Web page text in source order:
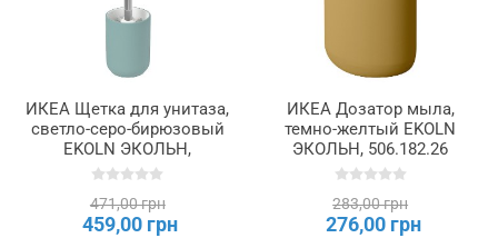
ИКЕА Щетка для унитаза,
светло-серо-бирюзовый
EKOLN ЭКОЛЬН,
105.937.27
471,00 грн
459,00 грн
ИКЕА Дозатор мыла,
темно-желтый EKOLN
ЭКОЛЬН, 506.182.26
283,00 грн
276,00 грн